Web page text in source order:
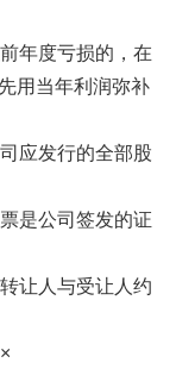
年度亏损的，在
用当年利润弥补
应发行的全部股
是公司签发的证
让人与受让人约